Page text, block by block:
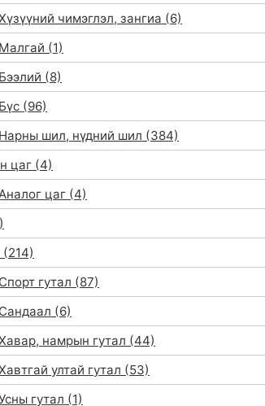
чимэглэл, зангиа (6)
Малгай (1)
Бээлий (8)
Бүс (96)
Нарны шил, нүдний шил (384)
цаг (4)
цаг (4)
(214)
Спорт гутал (87)
Сандаал (6)
намрын гутал (44)
ултай гутал (53)
гутал (1)